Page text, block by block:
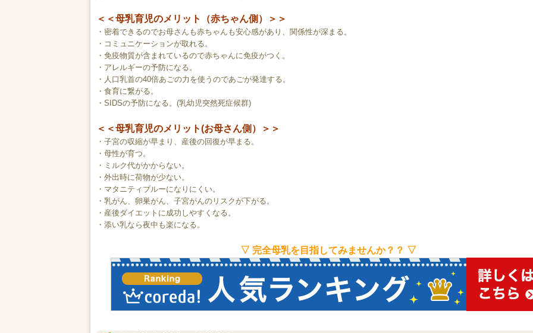
＜＜母乳育児のメリット（赤ちゃん側）＞＞
・密着できるのでお母さんも赤ちゃんも安心感があり、関係性が深まる。
・コミュニケーションが取れる。
・免疫物質が含まれているので赤ちゃんに免疫がつく。
・アレルギーの予防になる。
・人口乳首の40倍あごの力を使うのであごが発達する。
・食育に繋がる。
・SIDSの予防になる。(乳幼児突然死症候群)
＜＜母乳育児のメリット(お母さん側）＞＞
・子宮の収縮が早まり、産後の回復が早まる。
・母性が育つ。
・ミルク代がかからない。
・外出時に荷物が少ない。
・マタニティブルーになりにくい。
・乳がん、卵巣がん、子宮がんのリスクが下がる。
・産後ダイエットに成功しやすくなる。
・添い乳なら夜中も楽になる。
▽ 完全母乳を目指してみませんか？？ ▽